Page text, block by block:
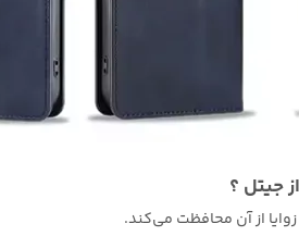
از آن محافظت می‌کند.